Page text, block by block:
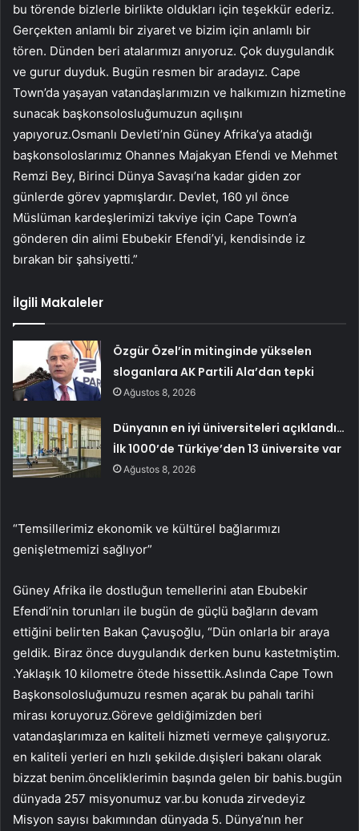
bu törende bizlerle birlikte oldukları için teşekkür ederiz.
Gerçekten anlamlı bir ziyaret ve bizim için anlamlı bir
tören. Dünden beri atalarımızı anıyoruz. Çok duygulandık
ve gurur duyduk. Bugün resmen bir aradayız. Cape
Town’da yaşayan vatandaşlarımızın ve halkımızın hizmetine
sunacak başkonsolosluğumuzun açılışını
yapıyoruz.Osmanlı Devleti’nin Güney Afrika’ya atadığı
başkonsoloslarımız Ohannes Majakyan Efendi ve Mehmet
Remzi Bey, Birinci Dünya Savaşı’na kadar giden zor
günlerde görev yapmışlardır. Devlet, 160 yıl önce
Müslüman kardeşlerimizi takviye için Cape Town’a
gönderen din alimi Ebubekir Efendi’yi, kendisinde iz
bırakan bir şahsiyetti.”
İlgili Makaleler
Özgür Özel’in mitinginde yükselen
sloganlara AK Partili Ala’dan tepki
Ağustos 8, 2026
Dünyanın en iyi üniversiteleri açıklandı…
İlk 1000’de Türkiye’den 13 üniversite var
Ağustos 8, 2026
“Temsillerimiz ekonomik ve kültürel bağlarımızı
genişletmemizi sağlıyor”
Güney Afrika ile dostluğun temellerini atan Ebubekir
Efendi’nin torunları ile bugün de güçlü bağların devam
ettiğini belirten Bakan Çavuşoğlu, “Dün onlarla bir araya
geldik. Biraz önce duygulandık derken bunu kastetmiştim.
.Yaklaşık 10 kilometre ötede hissettik.Aslında Cape Town
Başkonsolosluğumuzu resmen açarak bu pahalı tarihi
mirası koruyoruz.Göreve geldiğimizden beri
vatandaşlarımıza en kaliteli hizmeti vermeye çalışıyoruz.
en kaliteli yerleri en hızlı şekilde.dışişleri bakanı olarak
bizzat benim.önceliklerimin başında gelen bir bahis.bugün
dünyada 257 misyonumuz var.bu konuda zirvedeyiz
Misyon sayısı bakımından dünyada 5. Dünya’nın her